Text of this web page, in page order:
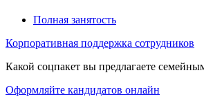
Полная занятость
Корпоративная поддержка сотрудников
Какой соцпакет вы предлагаете
Оформляйте кандидатов онлайн